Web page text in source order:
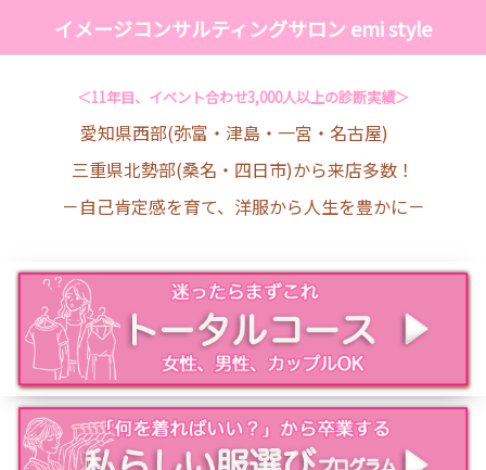
イメージコンサルティングサロン emi style
＜11年目、イベント合わせ3,000人以上の診断実績＞
愛知県西部(弥富・津島・一宮・名古屋)
三重県北勢部(桑名・四日市)から来店多数！
－自己肯定感を育て、洋服から人生を豊かに－